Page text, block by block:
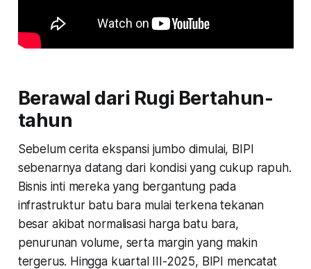
Berawal dari Rugi Bertahun-
tahun
Sebelum cerita ekspansi jumbo dimulai, BIPI
sebenarnya datang dari kondisi yang cukup rapuh.
Bisnis inti mereka yang bergantung pada
infrastruktur batu bara mulai terkena tekanan
besar akibat normalisasi harga batu bara,
penurunan volume, serta margin yang makin
tergerus. Hingga kuartal III-2025, BIPI mencatat